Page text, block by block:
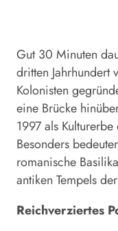
Gut 30 Minuten
dritten Jahrhundert
Kolonisten
eine Brücke
1997 als
Besonders
romanische
antiken Tempels
Reichverziertes